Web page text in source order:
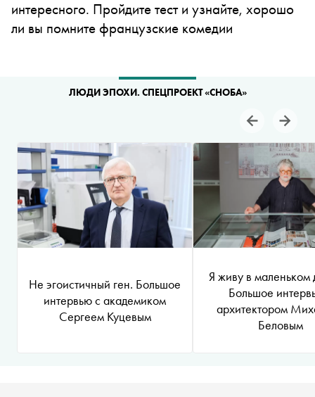
интересного. Пройдите тест и узнайте, хорошо
ли вы помните французские комедии
ЛЮДИ ЭПОХИ. СПЕЦПРОЕКТ «СНОБА»
Не эгоистичный ген. Большое
интервью с академиком
Сергеем Куцевым
Я живу в маленьком
Большое
архитектором
Беловым